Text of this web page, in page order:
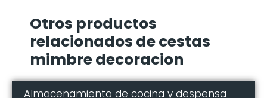
Otros productos
relacionados de cestas
mimbre decoracion
Almacenamiento de cocina y despensa